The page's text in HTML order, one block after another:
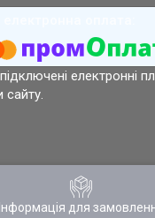
електронні
Інформація для